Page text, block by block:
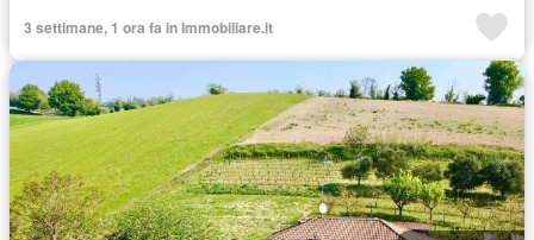
3 settimane, 1 ora fa in Immobiliare.it